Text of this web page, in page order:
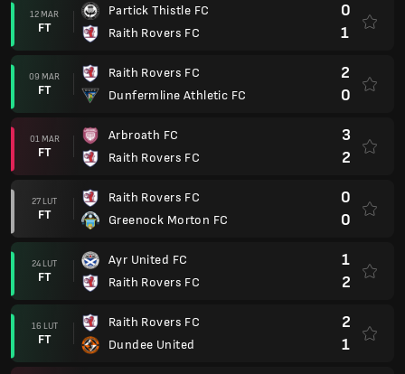
12 MAR
FT
Partick Thistle FC
Raith Rovers FC
0
1
09 MAR
FT
Raith Rovers FC
Dunfermline Athletic FC
2
0
01 MAR
FT
Arbroath FC
Raith Rovers FC
3
2
27 LUT
FT
Raith Rovers FC
Greenock Morton FC
0
0
24 LUT
FT
Ayr United FC
Raith Rovers FC
1
2
16 LUT
FT
Raith Rovers FC
Dundee United
2
1